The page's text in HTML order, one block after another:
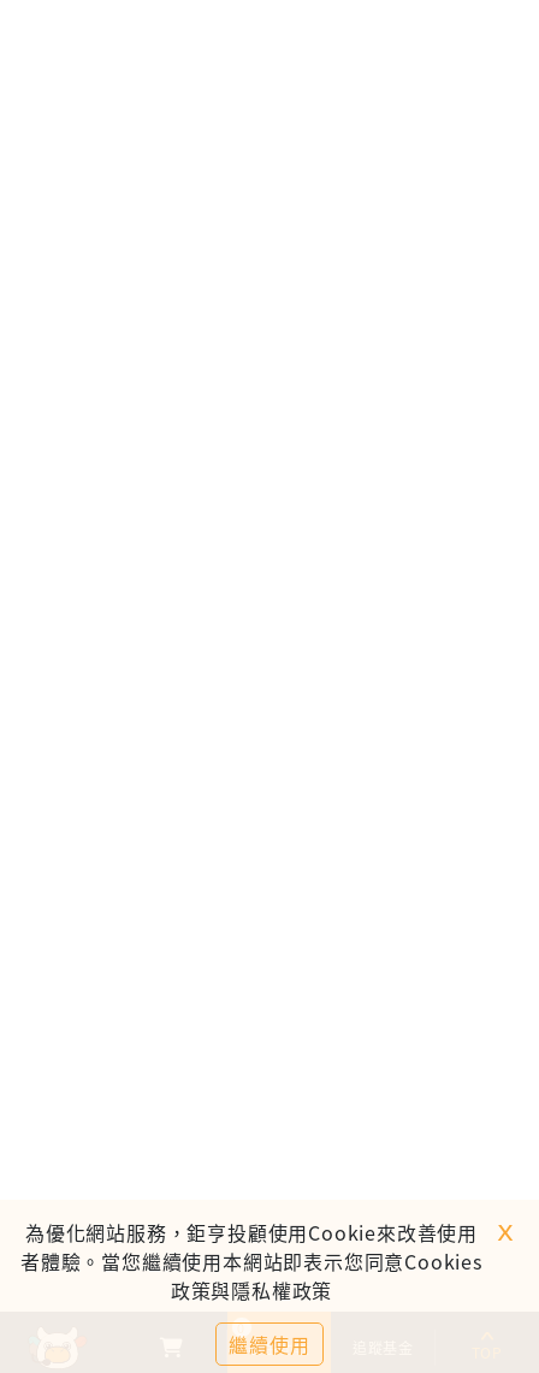
基金比較
0
為優化網站服務，鉅亨投顧使用Cookie來改善使用
者體驗。當您繼續使用本網站即表示您同意Cookies
政策與隱私權政策
繼續使用
ｘ